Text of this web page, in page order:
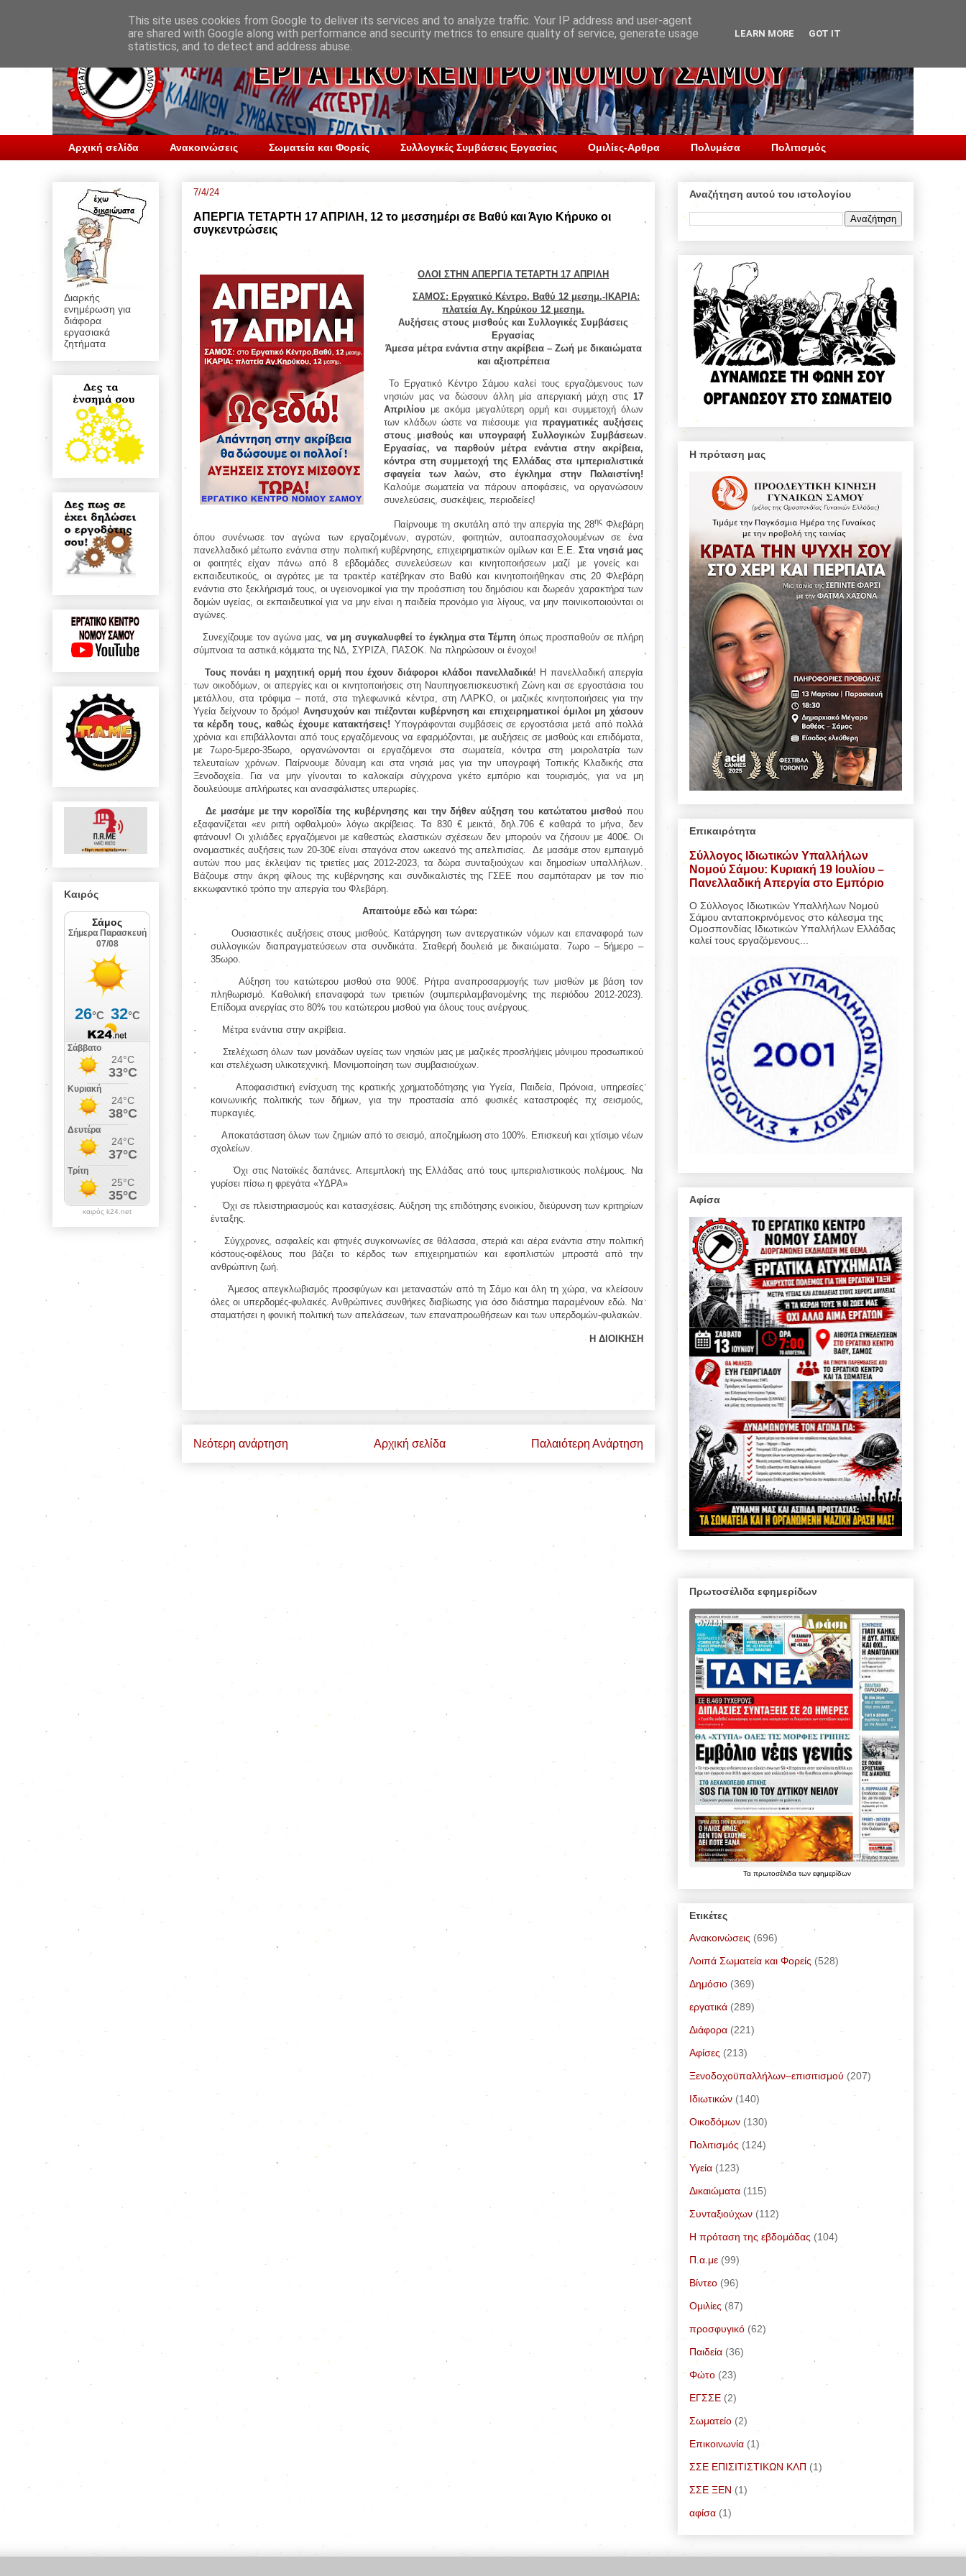
Αρχική σελίδα Ανακοινώσεις Σωματεία και Φορείς Συλλογικές Συμβάσεις Εργασίας Ομιλίες-Αρθρα Πολυμέσα Πολιτισμός
7/4/24
ΑΠΕΡΓΙΑ ΤΕΤΑΡΤΗ 17 ΑΠΡΙΛΗ, 12 το μεσσημέρι σε Βαθύ και Άγιο Κήρυκο οι
συγκεντρώσεις
ΟΛΟΙ ΣΤΗΝ ΑΠΕΡΓΙΑ ΤΕΤΑΡΤΗ 17 ΑΠΡΙΛΗ
ΣΑΜΟΣ: Εργατικό Κέντρο, Βαθύ 12 μεσημ.-ΙΚΑΡΙΑ:
πλατεία Αγ. Κηρύκου 12 μεσημ.
Αυξήσεις στους μισθούς και Συλλογικές Συμβάσεις
Εργασίας
Άμεσα μέτρα ενάντια στην ακρίβεια – Ζωή με δικαιώματα
και αξιοπρέπεια
Το Εργατικό Κέντρο Σάμου καλεί τους εργαζόμενους των
νησιών μας να δώσουν άλλη μία απεργιακή μάχη στις 17
Απριλίου με ακόμα μεγαλύτερη ορμή και συμμετοχή όλων
των κλάδων ώστε να πιέσουμε για πραγματικές αυξήσεις
στους μισθούς και υπογραφή Συλλογικών Συμβάσεων
Εργασίας, να παρθούν μέτρα ενάντια στην ακρίβεια,
κόντρα στη συμμετοχή της Ελλάδας στα ιμπεριαλιστικά
σφαγεία των λαών, στο έγκλημα στην Παλαιστίνη!
Καλούμε σωματεία να πάρουν αποφάσεις, να οργανώσουν
συνελεύσεις, συσκέψεις, περιοδείες!
Παίρνουμε τη σκυτάλη από την απεργία της 28ης Φλεβάρη
όπου συνένωσε τον αγώνα των εργαζομένων, αγροτών, φοιτητών, αυτοαπασχολουμένων σε ένα
πανελλαδικό μέτωπο ενάντια στην πολιτική κυβέρνησης, επιχειρηματικών ομίλων και Ε.Ε.Στα νησιά μας
οι φοιτητές είχαν πάνω από 8 εβδομάδες συνελεύσεων και κινητοποιήσεων μαζί με γονείς και
εκπαιδευτικούς, οι αγρότες με τα τρακτέρ κατέβηκαν στο Βαθύ και κινητοποιήθηκαν στις 20 Φλεβάρη
ενάντια στο ξεκλήρισμά τους, οι υγειονομικοί για την προάσπιση του δημόσιου και δωρεάν χαρακτήρα των
δομών υγείας, οι εκπαιδευτικοί για να μην είναι η παιδεία προνόμιο για λίγους, να μην ποινικοποιούνται οι
αγώνες.
Συνεχίζουμε τον αγώνα μας, να μη συγκαλυφθεί το έγκλημα στα Τέμπη όπως προσπαθούν σε πλήρη
σύμπνοια τα αστικά κόμματα της ΝΔ, ΣΥΡΙΖΑ, ΠΑΣΟΚ. Να πληρώσουν οι ένοχοι!
Τους πονάει η μαχητική ορμή που έχουν διάφοροι κλάδοι πανελλαδικά! Η πανελλαδική απεργία
των οικοδόμων, οι απεργίες και οι κινητοποιήσεις στη Ναυπηγοεπισκευστική Ζώνη και σε εργοστάσια του
μετάλλου, στα τρόφιμα – ποτά, στα τηλεφωνικά κέντρα, στη ΛΑΡΚΟ, οι μαζικές κινητοποιήσεις για την
Υγεία δείχνουν το δρόμο! Ανησυχούν και πιέζονται κυβέρνηση και επιχειρηματικοί όμιλοι μη χάσουν
τα κέρδη τους, καθώς έχουμε κατακτήσεις! Υπογράφονται συμβάσεις σε εργοστάσια μετά από πολλά
χρόνια και επιβάλλονται από τους εργαζόμενους να εφαρμόζονται, με αυξήσεις σε μισθούς και επιδόματα,
με 7ωρο-5μερο-35ωρο, οργανώνονται οι εργαζόμενοι στα σωματεία, κόντρα στη μοιρολατρία των
τελευταίων χρόνων. Παίρνουμε δύναμη και στα νησιά μας για την υπογραφή Τοπικής Κλαδικής στα
Ξενοδοχεία. Για να μην γίνονται το καλοκαίρι σύγχρονα γκέτο εμπόριο και τουρισμός, για να μη
δουλεύουμε απλήρωτες και ανασφάλιστες υπερωρίες.
Δε μασάμε με την κοροϊδία της κυβέρνησης και την δήθεν αύξηση του κατώτατου μισθού που
εξαφανίζεται «εν ριπή οφθαλμού» λόγω ακρίβειας. Τα 830 € μεικτά, δηλ.706 € καθαρά το μήνα, δεν
φτάνουν! Οι χιλιάδες εργαζόμενοι με καθεστώς ελαστικών σχέσεων δεν μπορούν να ζήσουν με 400€. Οι
ονομαστικές αυξήσεις των 20-30€ είναι σταγόνα στον ωκεανό της απελπισίας.
Δε μασάμε στον εμπαιγμό
αυτών που μας έκλεψαν τις τριετίες μας 2012-2023, τα δώρα συνταξιούχων και δημοσίων υπαλλήλων.
Βάζουμε στην άκρη φίλους της κυβέρνησης και συνδικαλιστές της ΓΣΕΕ που σαμπόταραν με τον πιο
εκκωφαντικό τρόπο την απεργία του Φλεβάρη.
Απαιτούμε εδώ και τώρα:
·
Ουσιαστικές αυξήσεις στους μισθούς. Κατάργηση των αντεργατικών νόμων και επαναφορά των
συλλογικών διαπραγματεύσεων στα συνδικάτα. Σταθερή δουλειά με δικαιώματα. 7ωρο – 5ήμερο –
35ωρο.
·
Αύξηση του κατώτερου μισθού στα 900€. Ρήτρα αναπροσαρμογής των μισθών με βάση τον
πληθωρισμό. Καθολική επαναφορά των τριετιών (συμπεριλαμβανομένης της περιόδου 2012-2023).
Επίδομα ανεργίας στο 80% του κατώτερου μισθού για όλους τους ανέργους.
· Μέτρα ενάντια στην ακρίβεια.
·
Στελέχωση όλων των μονάδων υγείας των νησιών μας με μαζικές προσλήψεις μόνιμου προσωπικού
και στελέχωση υλικοτεχνική. Μονιμοποίηση των συμβασιούχων.
·
Αποφασιστική ενίσχυση της κρατικής χρηματοδότησης για Υγεία, Παιδεία, Πρόνοια, υπηρεσίες
κοινωνικής πολιτικής των δήμων, για την προστασία από φυσικές καταστροφές πχ σεισμούς,
πυρκαγιές.
·
Αποκατάσταση όλων των ζημιών από το σεισμό, αποζημίωση στο 100%. Επισκευή και χτίσιμο νέων
σχολείων.
·
Όχι στις Νατοϊκές δαπάνες. Απεμπλοκή της Ελλάδας από τους ιμπεριαλιστικούς πολέμους. Να
γυρίσει πίσω η φρεγάτα «ΥΔΡΑ»
·
Όχι σε πλειστηριασμούς και κατασχέσεις. Αύξηση της επιδότησης ενοικίου, διεύρυνση των κριτηρίων
ένταξης.
·
Σύγχρονες, ασφαλείς και φτηνές συγκοινωνίες σε θάλασσα, στεριά και αέρα ενάντια στην πολιτική
κόστους-οφέλους που βάζει το κέρδος των επιχειρηματιών και εφοπλιστών μπροστά από την
ανθρώπινη ζωή.
·
Άμεσος απεγκλωβισμός προσφύγων και μεταναστών από τη Σάμο και όλη τη χώρα, να κλείσουν
όλες οι υπερδομές-φυλακές. Ανθρώπινες συνθήκες διαβίωσης για όσο διάστημα παραμένουν εδώ. Να
σταματήσει η φονική πολιτική των απελάσεων, των επαναπροωθήσεων και των υπερδομών-φυλακών.
Η ΔΙΟΙΚΗΣΗ
Νεότερη ανάρτηση Παλαιότερη Ανάρτηση
Αρχική σελίδα
Διαρκής
ενημέρωση για
διάφορα
εργασιακά
ζητήματα
Καιρός
καιρός k24.net
Αναζήτηση αυτού του ιστολογίου
Η πρόταση μας
Επικαιρότητα
Σύλλογος Ιδιωτικών Υπαλλήλων
Νομού Σάμου: Κυριακή 19 Ιουλίου –
Πανελλαδική Απεργία στο Εμπόριο
Ο Σύλλογος Ιδιωτικών Υπαλλήλων Νομού
Σάμου ανταποκρινόμενος στο κάλεσμα της
Ομοσπονδίας Ιδιωτικών Υπαλλήλων Ελλάδας
καλεί τους εργαζόμενους...
Αφίσα
Πρωτοσέλιδα εφημερίδων
Τα πρωτοσέλιδα των εφημερίδων
Ετικέτες
Ανακοινώσεις (696)
Λοιπά Σωματεία και Φορείς (528)
Δημόσιο (369)
εργατικά (289)
Διάφορα (221)
Αφίσες (213)
Ξενοδοχοϋπαλλήλων–επισιτισμού (207)
Ιδιωτικών (140)
Οικοδόμων (130)
Πολιτισμός (124)
Υγεία (123)
Δικαιώματα (115)
Συνταξιούχων (112)
Η πρόταση της εβδομάδας (104)
Π.α.με (99)
Bίντεο (96)
Ομιλίες (87)
προσφυγικό (62)
Παιδεία (36)
Φώτο (23)
ΕΓΣΣΕ (2)
Σωματείο (2)
Επικοινωνία (1)
ΣΣΕ ΕΠΙΣΙΤΙΣΤΙΚΩΝ ΚΛΠ (1)
ΣΣΕ ΞΕΝ (1)
αφίσα (1)
This site uses cookies from Google to deliver its services and to analyze traffic. Your IP address and user-agent
are shared with Google along with performance and security metrics to ensure quality of service, generate usage
statistics, and to detect and address abuse.
LEARN MORE GOT IT